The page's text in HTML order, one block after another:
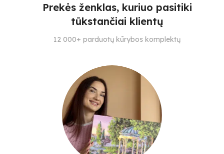
SPALVŲ KIEKIS
4
SPALVŲ KIEKIS
29
Prekės ženklas, kuriuo pasitiki
tūkstančiai klientų
12 000+ parduotų kūrybos komplektų